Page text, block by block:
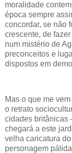
moralidade
época sempre
concordar, se não
crescente, de
num mistério de
preconceitos e
dispostos em
Mas o que me
o retrato
cidades britânicas
chegará a este
velha caricatura
personagem